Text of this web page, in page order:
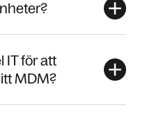
IT för att
MDM?